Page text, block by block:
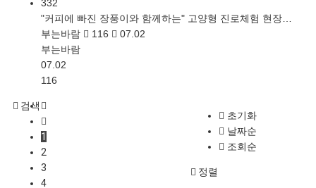
332
"커피에 빠진 장풍이와 함께하는" 고양형 진로체험 현장…
부는바람
116
07.02
부는바람
07.02
116
초기화
날짜순
조회순
정렬
검색
1
2
3
4